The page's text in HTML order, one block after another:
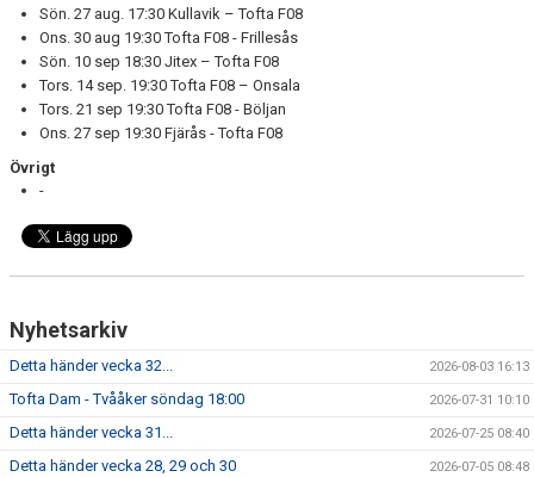
Sön. 27 aug. 17:30 Kullavik – Tofta F08
Ons. 30 aug 19:30 Tofta F08 - Frillesås
Sön. 10 sep 18:30 Jitex – Tofta F08
Tors. 14 sep. 19:30 Tofta F08 – Onsala
Tors. 21 sep 19:30 Tofta F08 - Böljan
Ons. 27 sep 19:30 Fjärås - Tofta F08
Övrigt
-
Nyhetsarkiv
Detta händer vecka 32... 2026-08-03 16:13
Tofta Dam - Tvååker söndag 18:00 2026-07-31 10:10
Detta händer vecka 31... 2026-07-25 08:40
Detta händer vecka 28, 29 och 30 2026-07-05 08:48